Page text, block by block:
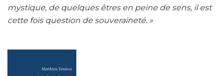
mystique, de quelques êtres en peine de sens, il est
cette fois question de souveraineté. »